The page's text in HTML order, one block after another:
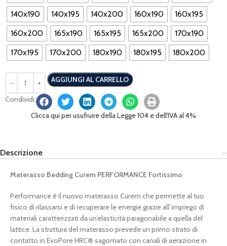
140x190
140x195 140x200 160x190
160x195
160x200
165x190 165x195 165x200
170x190
170x195
170x200 180x190 180x195 180x200
AGGIUNGI AL CARRELLO
Condividi:
Clicca qui per usufruire della Legge 104 e dell'IVA al 4%
Descrizione
Materasso Bedding Curem PERFORMANCE Fortissimo
Performance è il nuovo materasso Curem che permette al tuo
fisico di rilassarsi e di recuperare le energie grazie all’impiego di
materiali caratterizzati da un’elasticità paragonabile a quella del
lattice. La struttura del materasso prevede un primo strato di
contatto in EvoPore HRC® sagomato con canali di aerazione in